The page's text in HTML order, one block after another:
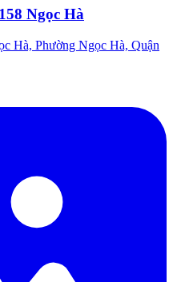
Ngọc Hà
Hà, Phường Ngọc Hà, Quận